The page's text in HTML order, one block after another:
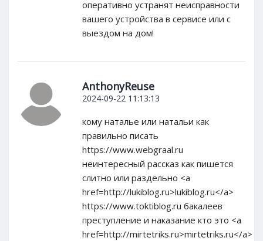
оперативно устранят неисправности
вашего устройства в сервисе или с
выездом на дом!
AnthonyReuse
2024-09-22 11:13:13
кому наталье или натальи как
правильно писать
https://www.webgraal.ru
неинтересный рассказ как пишется
слитно или раздельно <a
href=http://lukiblog.ru>lukiblog.ru</a>
https://www.toktiblog.ru бакалеев
преступление и наказание кто это <a
href=http://mirtetriks.ru>mirtetriks.ru</a>